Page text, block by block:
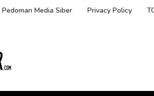
Pedoman Media Siber Privacy Policy